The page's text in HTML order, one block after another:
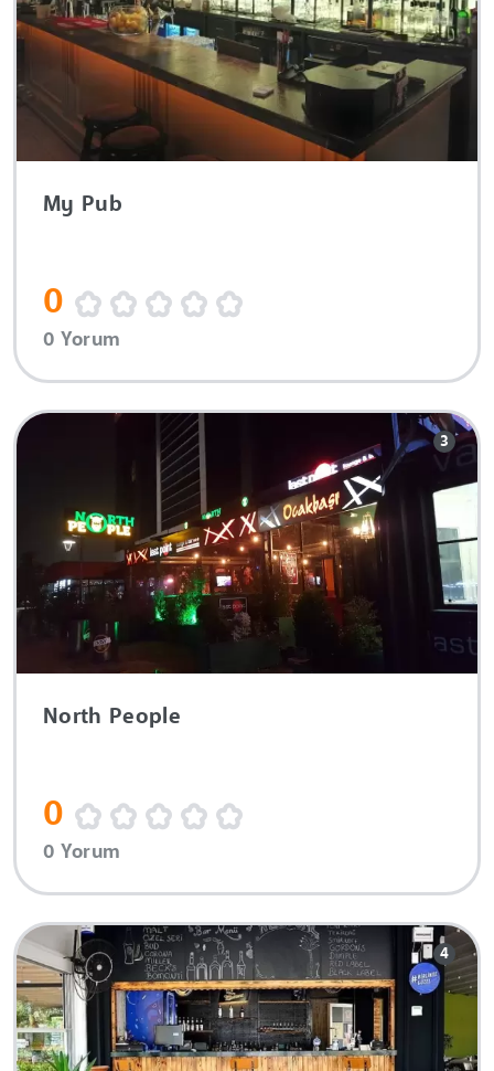
My Pub
0
0 Yorum
3
North People
0
0 Yorum
4